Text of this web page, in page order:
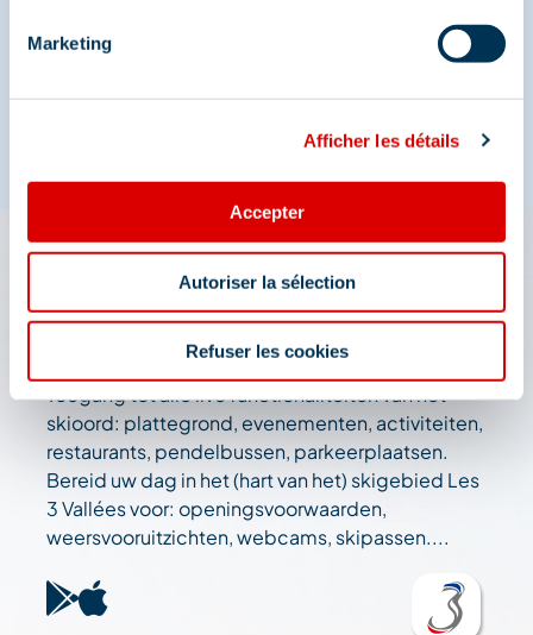
Marketing
Afficher les détails
Accepter
Autoriser la sélection
Refuser les cookies
En we zijn ook te vinden op de sociale media
De app 3 Vallées: uw reis
wizard
Toegang tot alle live functionaliteiten van het
skioord: plattegrond, evenementen, activiteiten,
restaurants, pendelbussen, parkeerplaatsen.
Bereid uw dag in het (hart van het) skigebied Les
3 Vallées voor: openingsvoorwaarden,
weersvooruitzichten, webcams, skipassen....